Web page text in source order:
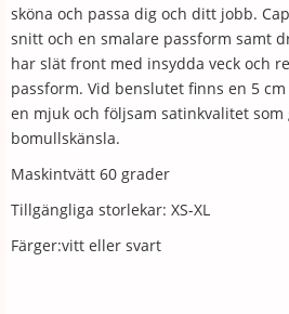
sköna och passa dig och ditt jobb.
snitt och en smalare passform samt
har slät front med insydda veck och
passform. Vid benslutet finns en 5
en mjuk och följsam satinkvalitet som
bomullskänsla.
Maskintvätt 60 grader
Tillgängliga storlekar: XS-XL
Färger:vitt eller svart